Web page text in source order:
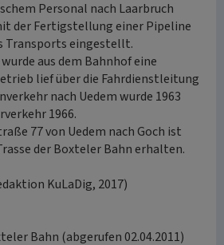
Personal nach Laarbruch
der Fertigstellung einer Pipeline
Transports eingestellt.
aus dem Bahnhof eine
lief über die Fahrdienstleitung
nach Uedem wurde 1963
1966.
77 von Uedem nach Goch ist
der Boxteler Bahn erhalten.
KuLaDig, 2017)
Bahn (abgerufen 02.04.2011)